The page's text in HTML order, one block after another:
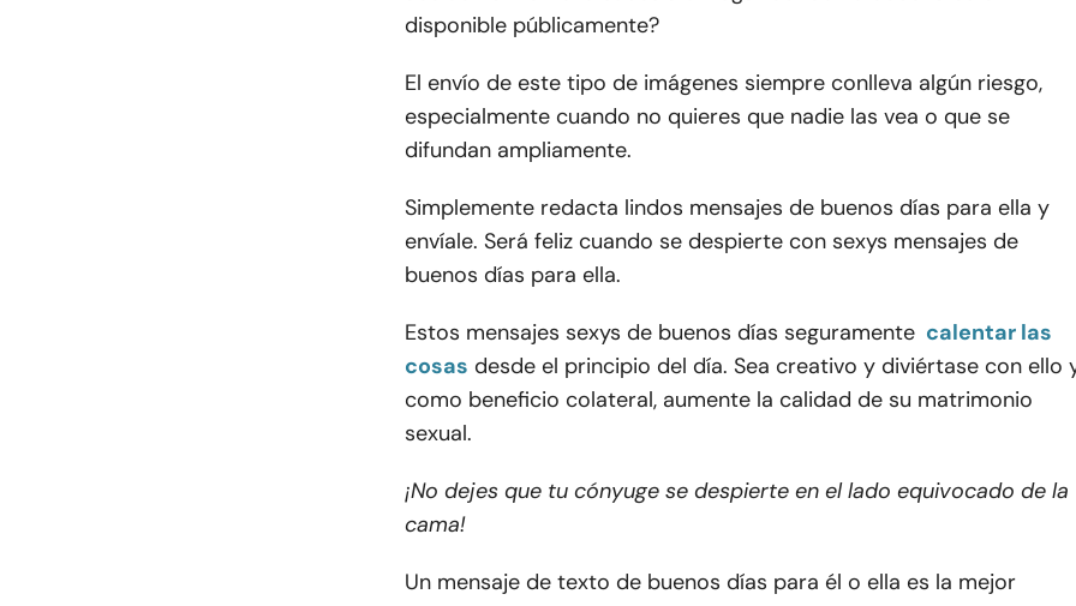
disponible públicamente?
El envío de este tipo de imágenes siempre conlleva algún riesgo,
especialmente cuando no quieres que nadie las vea o que se
difundan ampliamente.
Simplemente redacta lindos mensajes de buenos días para ella y
envíale. Será feliz cuando se despierte con sexys mensajes de
buenos días para ella.
Estos mensajes sexys de buenos días seguramente calentar las
cosas desde el principio del día. Sea creativo y diviértase con ello
como beneficio colateral, aumente la calidad de su matrimonio
sexual.
¡No dejes que tu cónyuge se despierte en el lado equivocado de la
cama!
Un mensaje de texto de buenos días para él o ella es la mejor